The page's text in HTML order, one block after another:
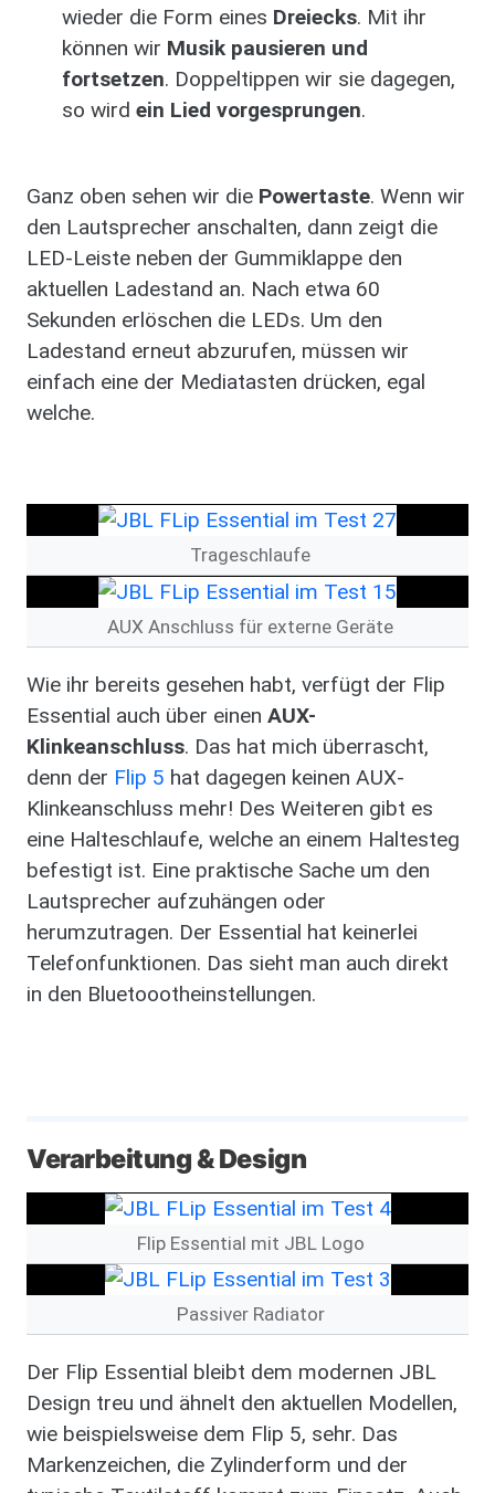
wieder die Form eines Dreiecks. Mit ihr
können wir Musik pausieren und
fortsetzen. Doppeltippen wir sie dagegen,
so wird ein Lied vorgesprungen.
Ganz oben sehen wir die Powertaste. Wenn wir
den Lautsprecher anschalten, dann zeigt die
LED-Leiste neben der Gummiklappe den
aktuellen Ladestand an. Nach etwa 60
Sekunden erlöschen die LEDs. Um den
Ladestand erneut abzurufen, müssen wir
einfach eine der Mediatasten drücken, egal
welche.
Trageschlaufe
AUX Anschluss für externe Geräte
Wie ihr bereits gesehen habt, verfügt der Flip
Essential auch über einen AUX-
Klinkeanschluss. Das hat mich überrascht,
denn der Flip 5 hat dagegen keinen AUX-
Klinkeanschluss mehr! Des Weiteren gibt es
eine Halteschlaufe, welche an einem Haltesteg
befestigt ist. Eine praktische Sache um den
Lautsprecher aufzuhängen oder
herumzutragen. Der Essential hat keinerlei
Telefonfunktionen. Das sieht man auch direkt
in den Bluetoootheinstellungen.
Verarbeitung & Design
Flip Essential mit JBL Logo
Passiver Radiator
Der Flip Essential bleibt dem modernen JBL
Design treu und ähnelt den aktuellen Modellen,
wie beispielsweise dem Flip 5, sehr. Das
Markenzeichen, die Zylinderform und der